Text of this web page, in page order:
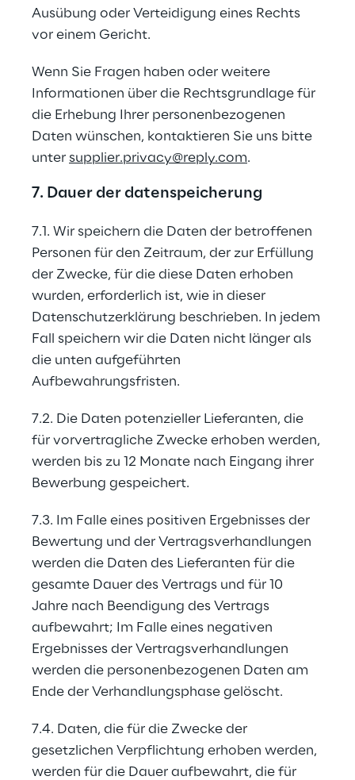
Ausübung oder Verteidigung eines Rechts
vor einem Gericht.
Wenn Sie Fragen haben oder weitere
Informationen über die Rechtsgrundlage für
die Erhebung Ihrer personenbezogenen
Daten wünschen, kontaktieren Sie uns bitte
unter supplier.privacy@reply.com.
7. Dauer der datenspeicherung
7.1. Wir speichern die Daten der betroffenen
Personen für den Zeitraum, der zur Erfüllung
der Zwecke, für die diese Daten erhoben
wurden, erforderlich ist, wie in dieser
Datenschutzerklärung beschrieben. In jedem
Fall speichern wir die Daten nicht länger als
die unten aufgeführten
Aufbewahrungsfristen.
7.2. Die Daten potenzieller Lieferanten, die
für vorvertragliche Zwecke erhoben werden,
werden bis zu 12 Monate nach Eingang ihrer
Bewerbung gespeichert.
7.3. Im Falle eines positiven Ergebnisses der
Bewertung und der Vertragsverhandlungen
werden die Daten des Lieferanten für die
gesamte Dauer des Vertrags und für 10
Jahre nach Beendigung des Vertrags
aufbewahrt; Im Falle eines negativen
Ergebnisses der Vertragsverhandlungen
werden die personenbezogenen Daten am
Ende der Verhandlungsphase gelöscht.
7.4. Daten, die für die Zwecke der
gesetzlichen Verpflichtung erhoben werden,
werden für die Dauer aufbewahrt, die für